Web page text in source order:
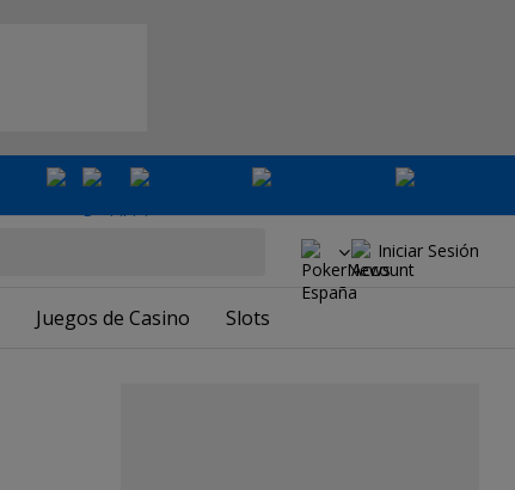
Iniciar Sesión
Juegos de Casino Slots